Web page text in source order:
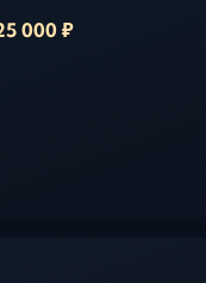
000 ₽